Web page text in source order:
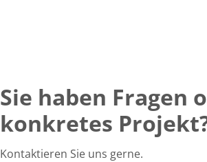
Sie haben Fragen
konkretes
Kontaktieren Sie uns gerne.